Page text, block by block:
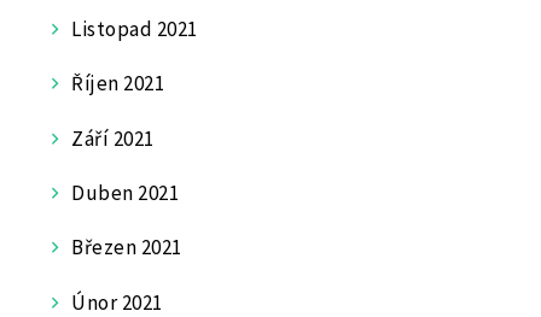
Listopad 2021
Říjen 2021
Září 2021
Duben 2021
Březen 2021
Únor 2021